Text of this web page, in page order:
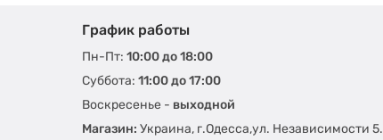
График работы
Пн-Пт: 10:00 до 18:00
Суббота: 11:00 до 17:00
Воскресенье - выходной
Магазин: Украина, г.Одесса,ул. Независимости 5.